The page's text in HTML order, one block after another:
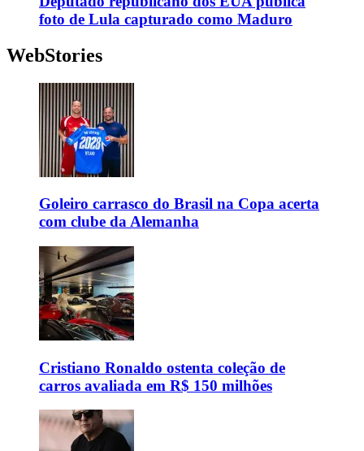
foto de Lula capturado como Maduro
WebStories
Goleiro carrasco do Brasil na Copa acerta
com clube da Alemanha
Cristiano Ronaldo ostenta coleção de
carros avaliada em R$ 150 milhões